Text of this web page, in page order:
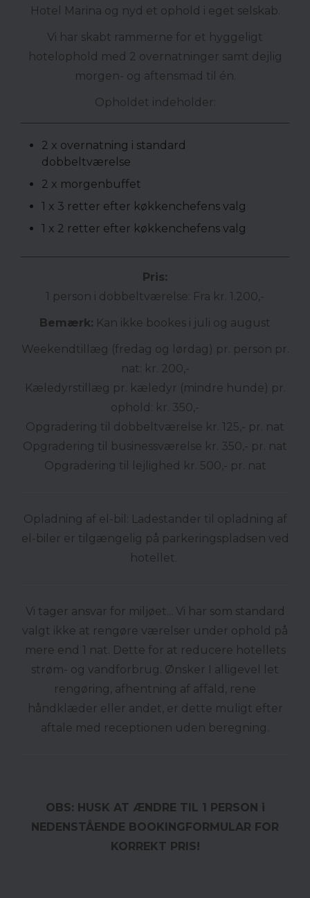
Hotel Marina og nyd et ophold i eget selskab.
Vi har skabt rammerne for et hyggeligt
hotelophold med 2 overnatninger samt dejlig
morgen- og aftensmad til én.
Opholdet indeholder:
2 x overnatning i standard
dobbeltværelse
2 x morgenbuffet
1 x 3 retter efter køkkenchefens valg
1 x 2 retter efter køkkenchefens valg
Pris:
1 person i dobbeltværelse: Fra kr. 1.200,-
Bemærk: Kan ikke bookes i juli og august
Weekendtillæg (fredag og lørdag) pr. person pr.
nat: kr. 200,-
Kæledyrstillæg pr. kæledyr (mindre hunde) pr.
ophold: kr. 350,-
Opgradering til dobbeltværelse kr. 125,- pr. nat
Opgradering til businessværelse kr. 350,- pr. nat
Opgradering til lejlighed kr. 500,- pr. nat
Opladning af el-bil: Ladestander til opladning af
el-biler er tilgængelig på parkeringspladsen ved
hotellet.
Vi tager ansvar for miljøet... Vi har som standard
valgt ikke at rengøre værelser under ophold på
mere end 1 nat. Dette for at reducere hotellets
strøm- og vandforbrug. Ønsker I alligevel let
rengøring, afhentning af affald, rene
håndklæder eller andet, er dette muligt efter
aftale med receptionen uden beregning.
OBS: HUSK AT ÆNDRE TIL 1 PERSON i
NEDENSTÅENDE BOOKINGFORMULAR FOR
KORREKT PRIS!